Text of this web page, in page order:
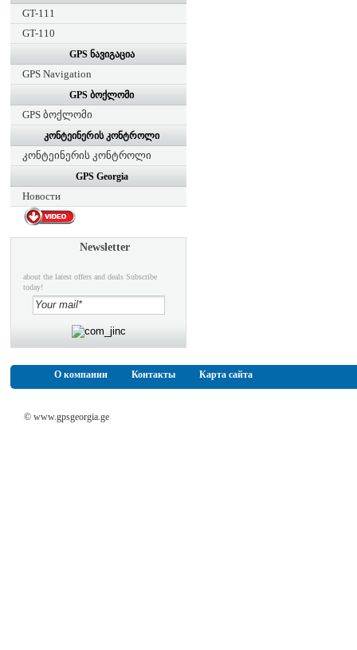
GT-111
GT-110
GPS ნავიგაცია
GPS Navigation
GPS ბოქლომი
GPS ბოქლომი
კონტეინერის კონტროლი
კონტეინერის კონტროლი
GPS Georgia
Новости
Newsletter
about the latest offers and deals Subscribe
today!
О компании Контакты Карта сайта
© www.gpsgeorgia.ge